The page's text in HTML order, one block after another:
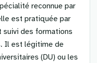
reconnue par
est pratiquée par
des formations
Il est légitime de
(DU) ou les